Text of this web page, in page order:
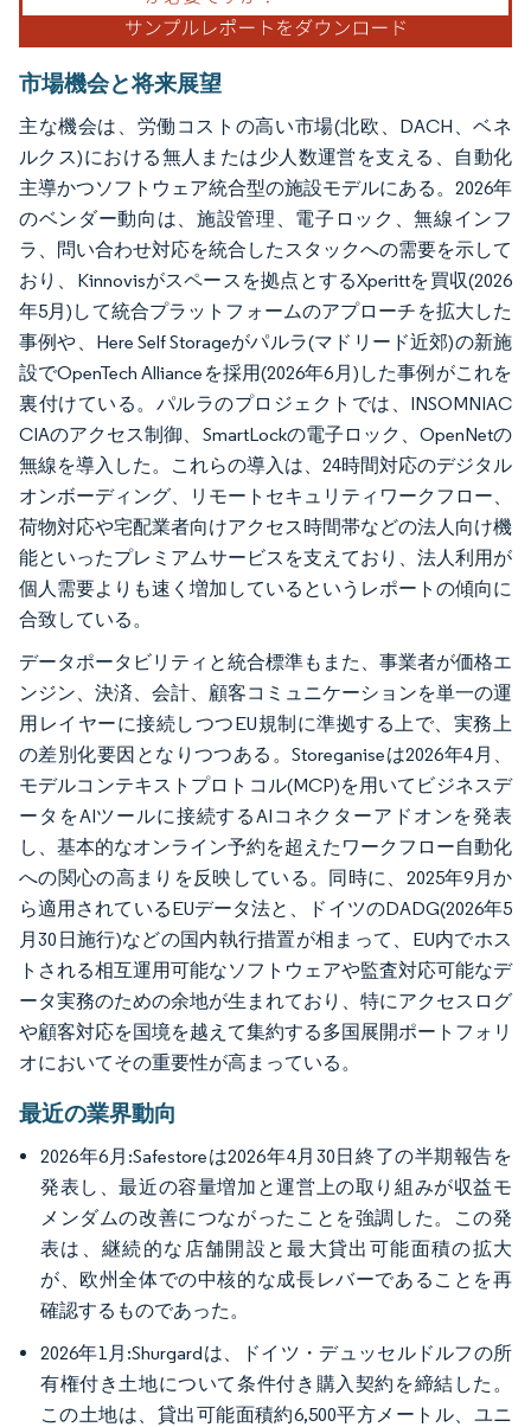
市場機会と将来展望
主な機会は、労働コストの高い市場(北欧、DACH、ベネ
ルクス)における無人または少人数運営を支える、自動化
主導かつソフトウェア統合型の施設モデルにある。2026年
のベンダー動向は、施設管理、電子ロック、無線インフ
ラ、問い合わせ対応を統合したスタックへの需要を示して
おり、Kinnovisがスペースを拠点とするXperittを買収(2026
年5月)して統合プラットフォームのアプローチを拡大した
事例や、Here Self Storageがパルラ(マドリード近郊)の新施
設でOpenTech Allianceを採用(2026年6月)した事例がこれを
裏付けている。パルラのプロジェクトでは、INSOMNIAC
CIAのアクセス制御、SmartLockの電子ロック、OpenNetの
無線を導入した。これらの導入は、24時間対応のデジタル
オンボーディング、リモートセキュリティワークフロー、
荷物対応や宅配業者向けアクセス時間帯などの法人向け機
能といったプレミアムサービスを支えており、法人利用が
個人需要よりも速く増加しているというレポートの傾向に
合致している。
データポータビリティと統合標準もまた、事業者が価格エ
ンジン、決済、会計、顧客コミュニケーションを単一の運
用レイヤーに接続しつつEU規制に準拠する上で、実務上
の差別化要因となりつつある。Storeganiseは2026年4月、
モデルコンテキストプロトコル(MCP)を用いてビジネスデ
ータをAIツールに接続するAIコネクターアドオンを発表
し、基本的なオンライン予約を超えたワークフロー自動化
への関心の高まりを反映している。同時に、2025年9月か
ら適用されているEUデータ法と、ドイツのDADG(2026年5
月30日施行)などの国内執行措置が相まって、EU内でホス
トされる相互運用可能なソフトウェアや監査対応可能なデ
ータ実務のための余地が生まれており、特にアクセスログ
や顧客対応を国境を越えて集約する多国展開ポートフォリ
オにおいてその重要性が高まっている。
最近の業界動向
2026年6月:Safestoreは2026年4月30日終了の半期報告を
発表し、最近の容量増加と運営上の取り組みが収益モ
メンダムの改善につながったことを強調した。この発
表は、継続的な店舗開設と最大貸出可能面積の拡大
が、欧州全体での中核的な成長レバーであることを再
確認するものであった。
2026年1月:Shurgardは、ドイツ・デュッセルドルフの所
有権付き土地について条件付き購入契約を締結した。
この土地は、貸出可能面積約6,500平方メートル、ユニ